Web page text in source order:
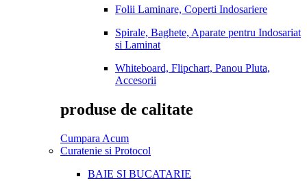
Folii Laminare, Coperti Indosariere
Spirale, Baghete, Aparate pentru Indosariat
si Laminat
Whiteboard, Flipchart, Panou Pluta,
Accesorii
produse de calitate
Cumpara Acum
Curatenie si Protocol
BAIE SI BUCATARIE